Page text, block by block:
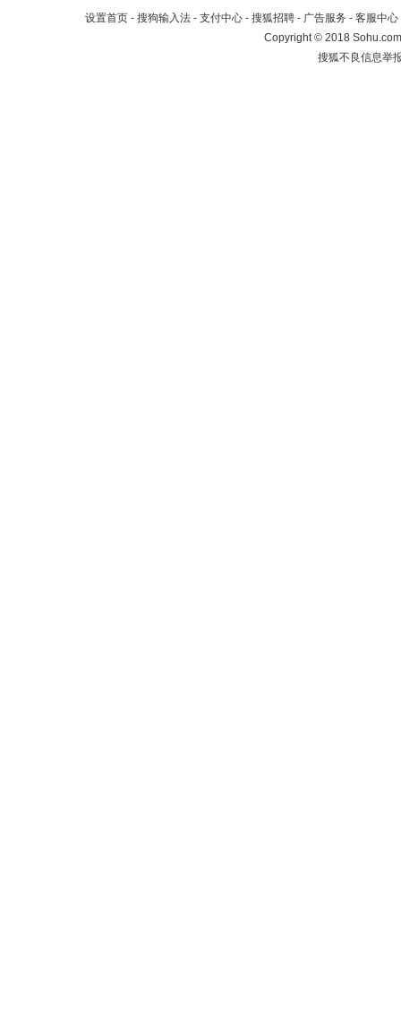
设置首页 - 搜狗输入法 - 支付中心 - 搜狐招聘 - 广告服务 - 客服中心
Copyright©2018
搜狐不良信息举